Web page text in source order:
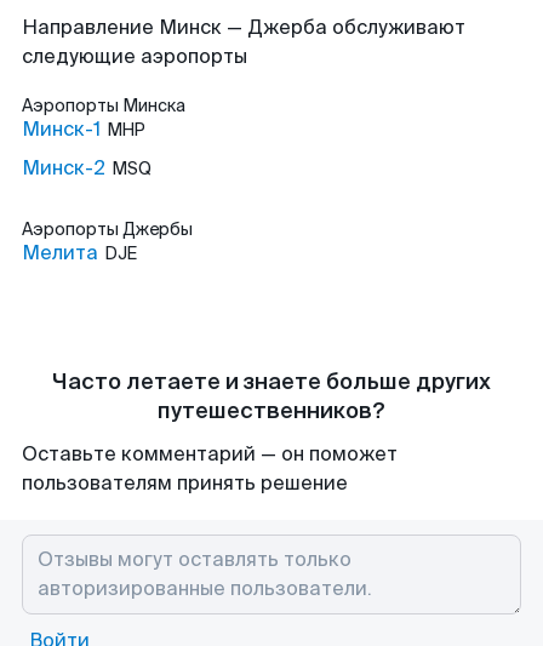
Направление Минск — Джерба обслуживают
следующие аэропорты
Аэропорты Минска
Минск-1 MHP
Минск-2 MSQ
Аэропорты Джербы
Мелита DJE
Часто летаете и знаете больше других
путешественников?
Оставьте комментарий — он поможет
пользователям принять решение
Войти